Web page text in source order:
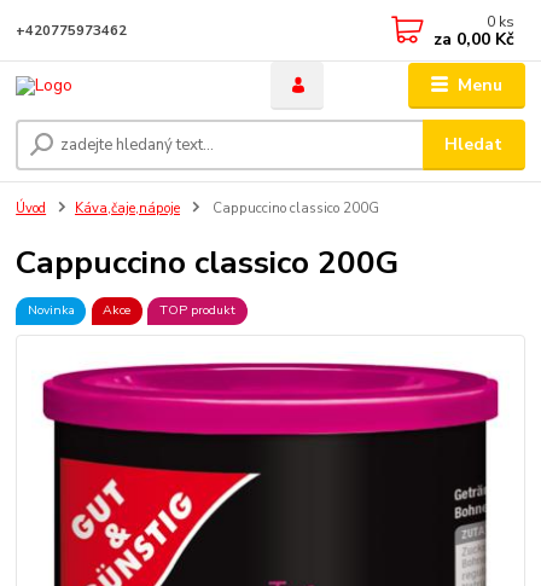
Menu
Hledat
+420775973462 0 ks
za 0,00 Kč
Úvod Káva,čaje,nápoje Cappuccino classico 200G
Cappuccino classico 200G
Novinka Akce TOP produkt